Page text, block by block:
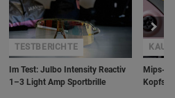
Im Test: Julbo Intensity Reactiv
1–3 Light Amp Sportbrille
TESTBERICHTE
Mips-